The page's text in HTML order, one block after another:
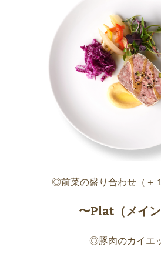
◎前菜の盛り合わせ（＋
〜Plat（メイ
◎豚肉のカイエ